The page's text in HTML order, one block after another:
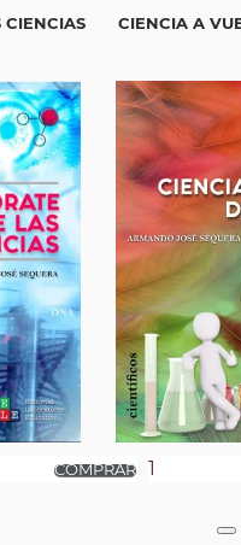
CIENCIAS CIENCIA A